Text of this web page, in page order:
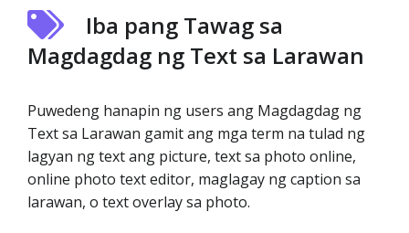
Iba pang Tawag sa
Magdagdag ng Text sa Larawan
Puwedeng hanapin ng users ang Magdagdag ng
Text sa Larawan gamit ang mga term na tulad ng
lagyan ng text ang picture, text sa photo online,
online photo text editor, maglagay ng caption sa
larawan, o text overlay sa photo.